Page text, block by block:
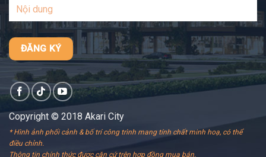
Copyright © 2018 Akari City
* Hình ảnh phối cảnh & bố trí công trình mang tính chất minh hoạ, có thể
điều chỉnh.
Thông tin chính thức được căn cứ trên hợp đồng mua bán.